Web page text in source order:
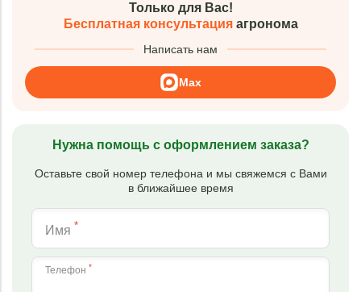
Только для Вас!
Бесплатная консультацияагронома
Написать нам
Max
Нужна помощь с оформлением заказа?
Оставьте свой номер телефона и мы свяжемся с Вами
в ближайшее время
Имя *
Телефон *